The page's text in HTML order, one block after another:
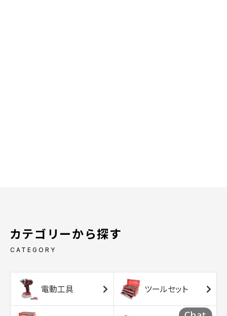
カテゴリーから探す
CATEGORY
電動工具 ツールセット